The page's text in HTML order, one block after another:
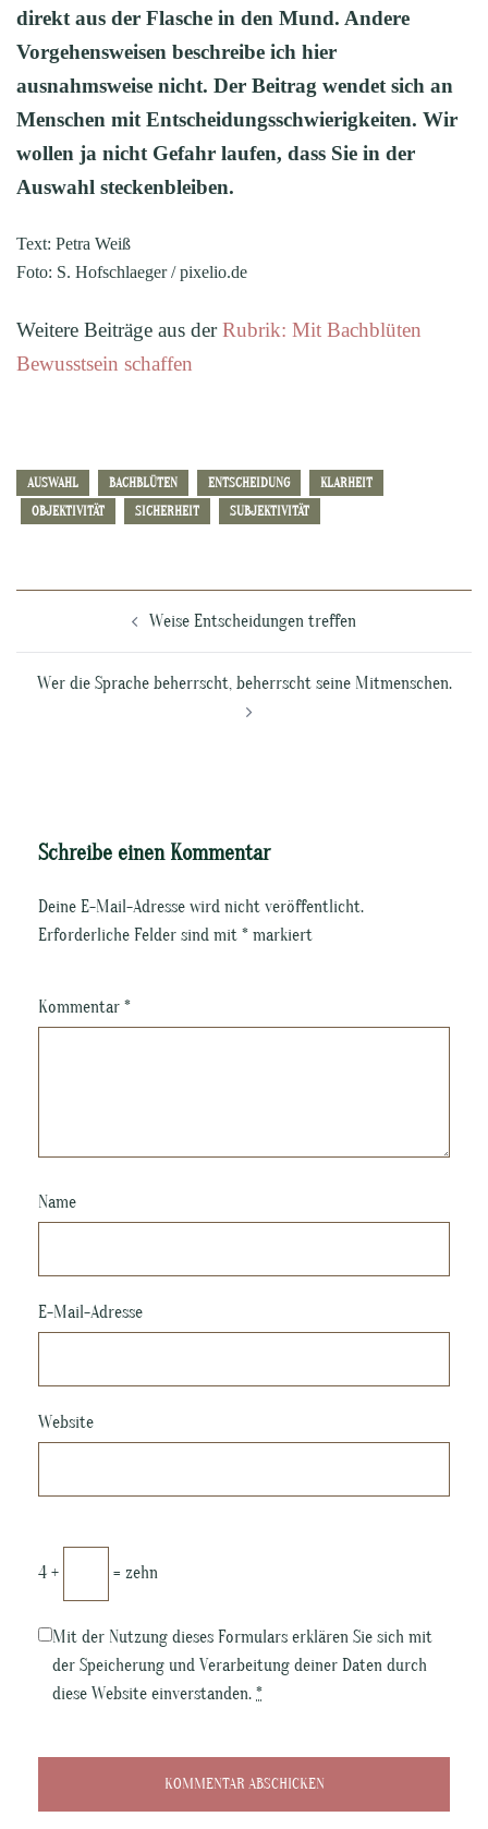
direkt aus der Flasche in den Mund. Andere
Vorgehensweisen beschreibe ich hier
ausnahmsweise nicht. Der Beitrag wendet sich an
Menschen mit Entscheidungsschwierigkeiten. Wir
wollen ja nicht Gefahr laufen, dass Sie in der
Auswahl steckenbleiben.
Text: Petra Weiß
Foto: S. Hofschlaeger / pixelio.de
Weitere Beiträge aus derRubrik: Mit Bachblüten
Bewusstsein schaffen
AUSWAHL BACHBLÜTEN ENTSCHEIDUNG
KLARHEIT
OBJEKTIVITÄT
SICHERHEIT SUBJEKTIVITÄT
Weise Entscheidungen treffen
Wer die Sprache beherrscht, beherrscht seine Mitmenschen.
Schreibe einen Kommentar
Deine E-Mail-Adresse wird nicht veröffentlicht.
Erforderliche Felder sind mit * markiert
Kommentar *
Name
E-Mail-Adresse
Website
4 + = zehn
Mit der Nutzung dieses Formulars erklären Sie sich mit
der Speicherung und Verarbeitung deiner Daten durch
diese Website einverstanden. *